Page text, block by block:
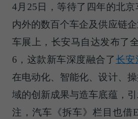
4月25日，等待了四年的北
内外的数百个车企及供应链
车展上，长安马自达发布了
6，这款新车深度融合了长安
在电动化、智能化、设计、
域的创新成果与造车底蕴，
注，汽车《拆车》栏目也借